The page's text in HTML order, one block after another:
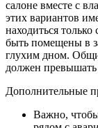
салоне вместе с
этих вариантов
находиться
быть помещены в
глухим дном.
должен превышать
Дополнительные
Важно,